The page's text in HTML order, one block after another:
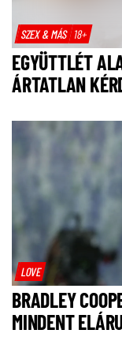
SZEX & MÁS 18+
EGYÜTTLÉT
ÁRTATLAN
LOVE
BRADLEY
MINDENT